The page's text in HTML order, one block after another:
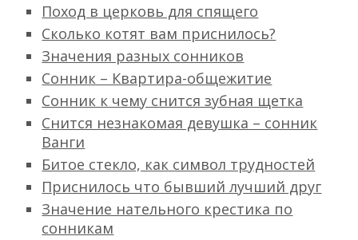
Поход в церковь для спящего
Сколько котят вам приснилось?
Значения разных сонников
Сонник – Квартира-общежитие
Сонник к чему снится зубная щетка
Снится незнакомая девушка – сонник
Ванги
Битое стекло, как символ трудностей
Приснилось что бывший лучший друг
Значение нательного крестика по
сонникам